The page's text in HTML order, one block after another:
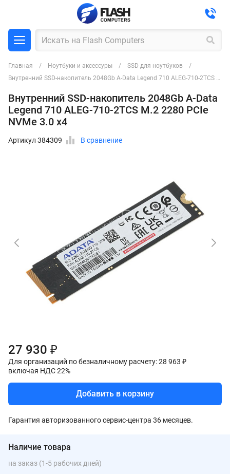
Главная Ноутбуки и аксессуры
SSD для ноутбуков
Внутренний SSD-накопитель 2048Gb A-Data Legend 710 ALEG-710-2TCS M.2 2280 PCIe NVMe 3.0 x4
Внутренний SSD-накопитель 2048Gb A-Data
Legend 710 ALEG-710-2TCS M.2 2280 PCIe
NVMe 3.0 x4
Артикул 384309 В сравнение
27 930 ₽
Для организаций по безналичному расчету: 28 963 ₽
включая НДС 22%
Добавить в корзину
Гарантия авторизованного сервис-центра 36 месяцев.
Наличие товара
на заказ (1-5 рабочих дней)